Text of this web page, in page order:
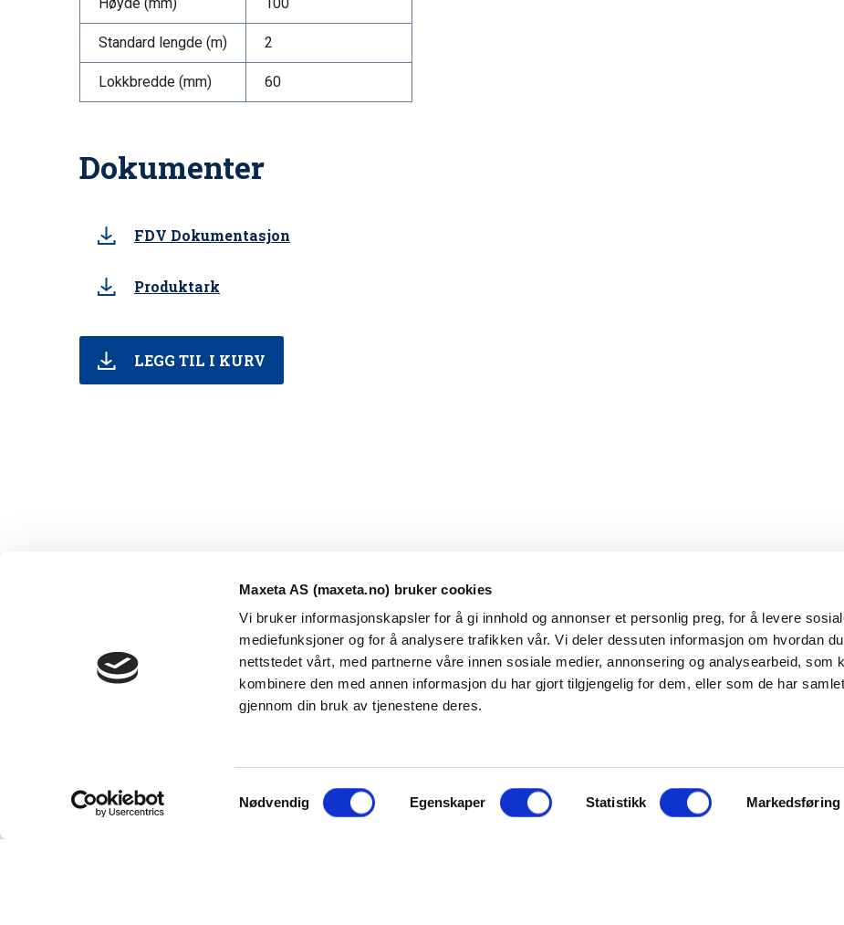
Maxeta AS (maxeta.no) bruker cookies
Vi bruker informasjonskapsler for å gi innhold og annonser et personlig preg, for å levere
mediefunksjoner og for å analysere trafikken vår. Vi deler dessuten informasjon om hvordan
nettstedet vårt, med partnerne våre innen sosiale medier, annonsering og analysearbeid, som
kombinere den med annen informasjon du har gjort tilgjengelig for dem, eller som de har
gjennom din bruk av tjenestene deres.
Nødvendig Egenskaper Statistikk Markedsføring
Standard lengde (m) 2
Lokkbredde (mm) 60
Dokumenter
FDV Dokumentasjon
Produktark
LEGG TIL I KURV
Maxeta AS har forsynt Norge med elektro-tekniske
© 2026 Maxeta AS. Alle rettigheter reservert.
Hovedkontor
Maxeta AS
Man - fre 0800 - 1600
Kontakt
Telefon:+47 35 91